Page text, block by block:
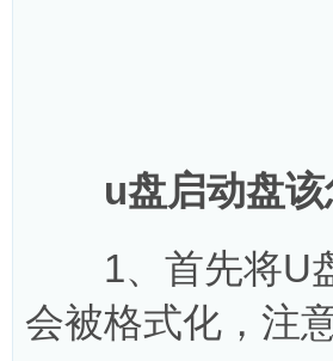
u盘启动盘该
1、首先将U盘
会被格式化，注